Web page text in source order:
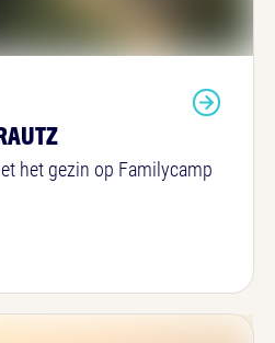
het gezin op Familycamp